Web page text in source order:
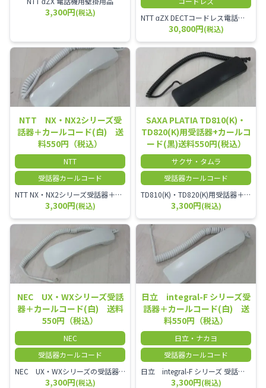
3,300円(税込)
NTT αZX DECTコードレス電話機(ダイバーシティ方式)
30,800円(税込)
NTT NX・NX2シリーズ受
話器＋カールコード(白) 送
料550円（税込）
NTT
受話器カールコード
NTT NX・NX2シリーズ受話器＋カールコード
3,300円(税込)
SAXA PLATIA TD810(K)・
TD820(K)用受話器+カールコ
ード(黒)送料550円(税込）
サクサ・タムラ
受話器カールコード
TD810(K)・TD820(K)用受話器＋カールコード セット／本商品は中古品となります。 写真では分かりにくいキズ・汚れなどの使用感があります。 予めご理解・ご了承頂きますようお願いいたします。
3,300円(税込)
NEC UX・WXシリーズ受話
器＋カールコード(白) 送料
550円（税込）
NEC
受話器カールコード
NEC UX・WXシリーズの受話器とカールコードセット／本商品は中古品となります。 写真では分かりにくいキズ・汚れなどの使用感があります。 経年変化で日焼けの色味が強くなる場合がございます。 予めご理解・ご了承頂きますようお願いいたします。
3,300円(税込)
日立 integral-F シリーズ受
話器＋カールコード(白) 送
料550円（税込）
日立・ナカヨ
受話器カールコード
日立 integral-F シリーズ 受話器＋カールコード セット（白）／本商品は中古品となります。 写真では分かりにくいキズ・汚れなどの使用感があります。 経年変化で日焼けの色味が強くなる場合がございます。 予めご理解・ご了承頂きますようお願いいたします。
3,300円(税込)